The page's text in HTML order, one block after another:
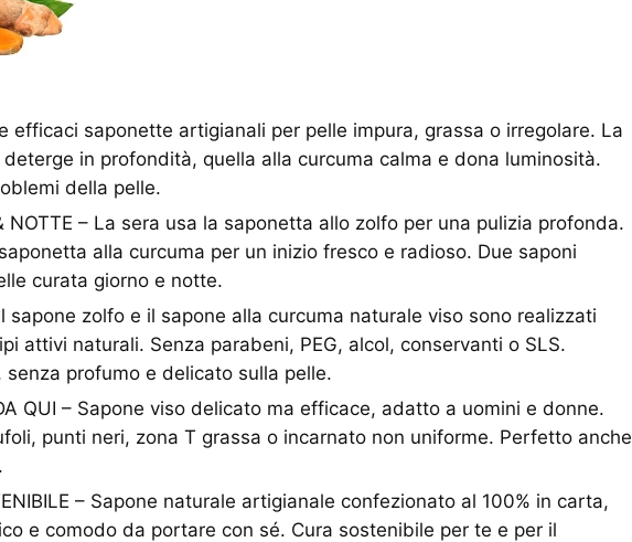
efficaci saponette artigianali per pelle impura, grassa o irregolare. La
in profondità, quella alla curcuma calma e dona luminosità.
della pelle.
NOTTE – La sera usa la saponetta allo zolfo per una pulizia profonda.
alla curcuma per un inizio fresco e radioso. Due saponi
curata giorno e notte.
sapone zolfo e il sapone alla curcuma naturale viso sono realizzati
attivi naturali. Senza parabeni, PEG, alcol, conservanti o SLS.
profumo e delicato sulla pelle.
QUI – Sapone viso delicato ma efficace, adatto a uomini e donne.
punti neri, zona T grassa o incarnato non uniforme. Perfetto anche
– Sapone naturale artigianale confezionato al 100% in carta,
e comodo da portare con sé. Cura sostenibile per te e per il